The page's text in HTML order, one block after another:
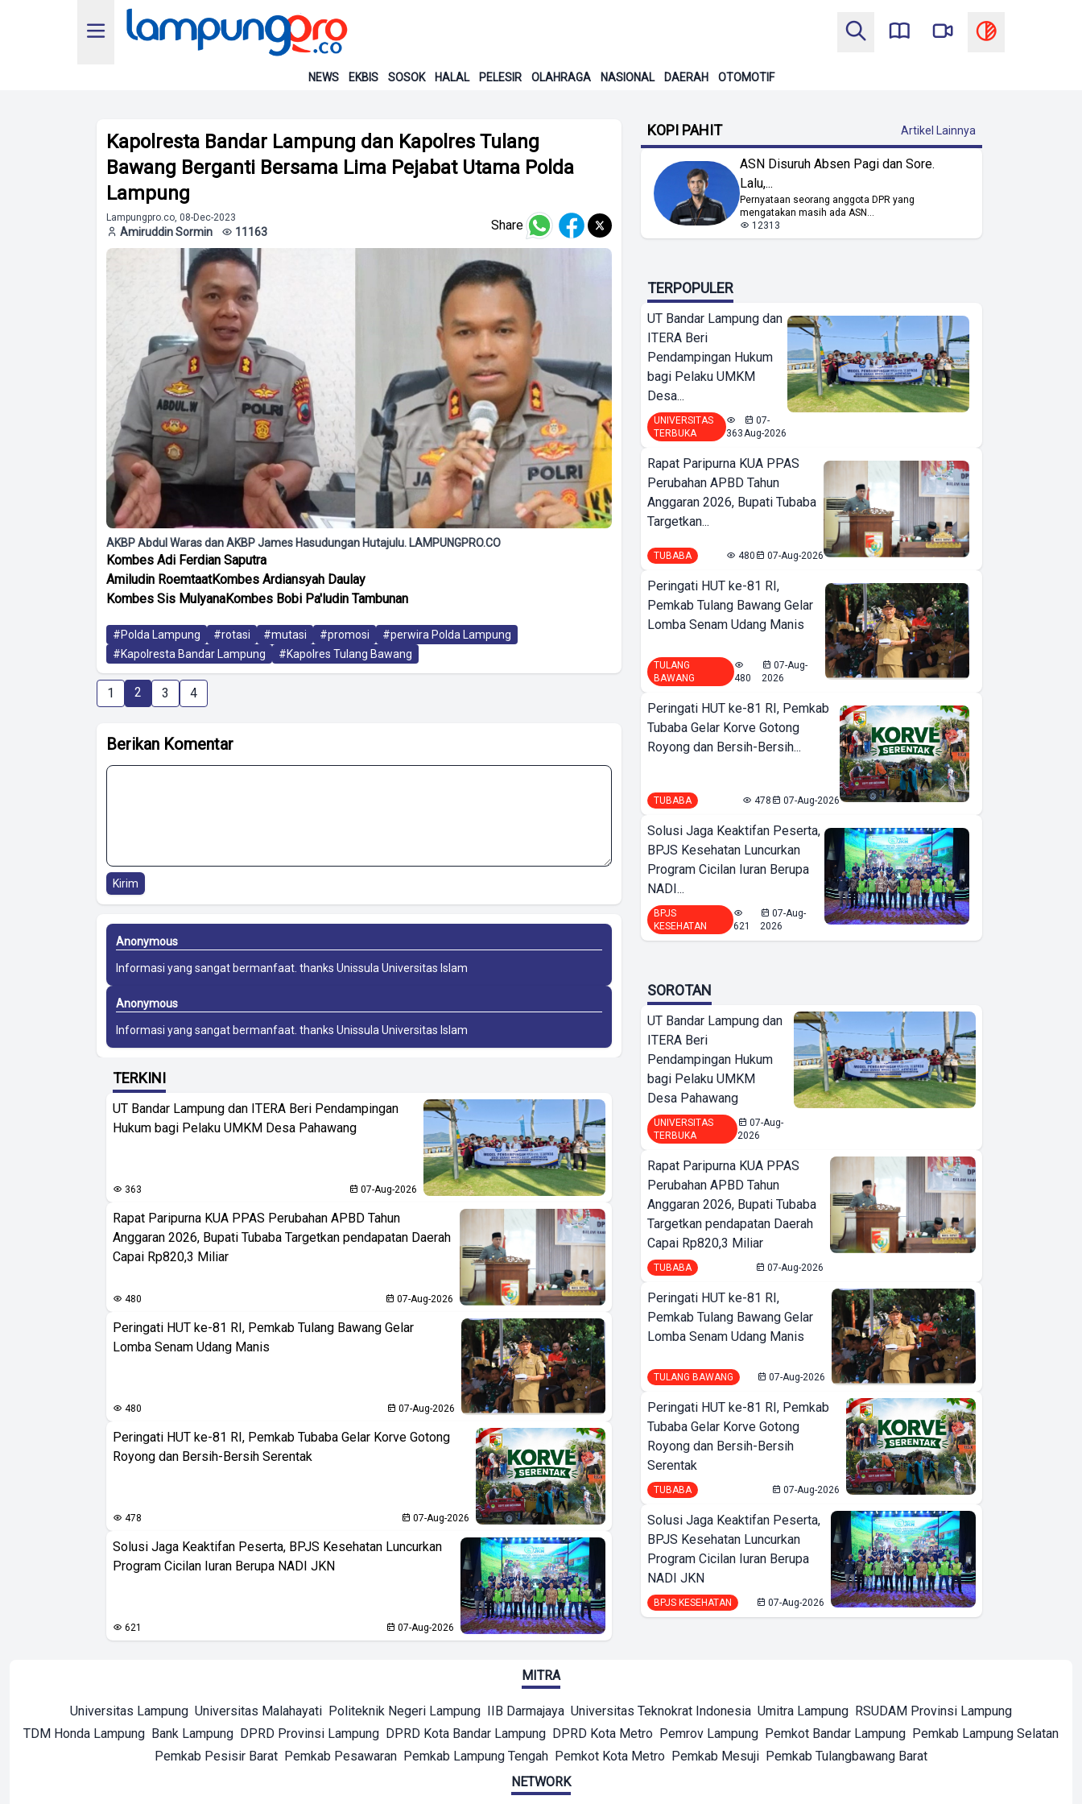
NEWS EKBIS SOSOK HALAL PELESIR OLAHRAGA NASIONAL DAERAH OTOMOTIF
Kapolresta Bandar Lampung dan Kapolres Tulang
Bawang Berganti Bersama Lima Pejabat Utama Polda
Lampung
Lampungpro.co, 08-Dec-2023
Amiruddin Sormin 11163 Share
AKBP Abdul Waras dan AKBP James Hasudungan Hutajulu. LAMPUNGPRO.CO
Kombes Adi Ferdian Saputra
Amiludin RoemtaatKombes Ardiansyah Daulay
Kombes Sis MulyanaKombes Bobi Pa'ludin Tambunan
#Polda Lampung #rotasi #mutasi #promosi
#perwira Polda Lampung
#Kapolresta Bandar Lampung
#Kapolres Tulang Bawang
1 2 3 4
Berikan Komentar
Kirim
Anonymous
Informasi yang sangat bermanfaat. thanks Unissula Universitas Islam
Anonymous
Informasi yang sangat bermanfaat. thanks Unissula Universitas Islam
TERKINI
UT Bandar Lampung dan ITERA Beri Pendampingan
Hukum bagi Pelaku UMKM Desa Pahawang
363 07-Aug-2026
Rapat Paripurna KUA PPAS Perubahan APBD Tahun
Anggaran 2026, Bupati Tubaba Targetkan pendapatan Daerah
Capai Rp820,3 Miliar
480 07-Aug-2026
Peringati HUT ke-81 RI, Pemkab Tulang Bawang Gelar
Lomba Senam Udang Manis
480 07-Aug-2026
Peringati HUT ke-81 RI, Pemkab Tubaba Gelar Korve Gotong
Royong dan Bersih-Bersih Serentak
478 07-Aug-2026
Solusi Jaga Keaktifan Peserta, BPJS Kesehatan Luncurkan
Program Cicilan Iuran Berupa NADI JKN
621 07-Aug-2026
KOPI PAHIT Artikel Lainnya
ASN Disuruh Absen Pagi dan Sore.
Lalu,...
Pernyataan seorang anggota DPR yang
mengatakan masih ada ASN...
12313
TERPOPULER
UT Bandar Lampung dan
ITERA Beri
Pendampingan Hukum
bagi Pelaku UMKM
Desa...
UNIVERSITAS
TERBUKA
363
07-
Aug-2026
Rapat Paripurna KUA PPAS
Perubahan APBD Tahun
Anggaran 2026, Bupati Tubaba
Targetkan...
TUBABA 480 07-Aug-2026
Peringati HUT ke-81 RI,
Pemkab Tulang Bawang Gelar
Lomba Senam Udang Manis
TULANG
BAWANG
480
07-Aug-
2026
Peringati HUT ke-81 RI, Pemkab
Tubaba Gelar Korve Gotong
Royong dan Bersih-Bersih...
TUBABA 478 07-Aug-2026
Solusi Jaga Keaktifan Peserta,
BPJS Kesehatan Luncurkan
Program Cicilan Iuran Berupa
NADI...
BPJS
KESEHATAN
621
07-Aug-
2026
SOROTAN
UT Bandar Lampung dan
ITERA Beri
Pendampingan Hukum
bagi Pelaku UMKM
Desa Pahawang
UNIVERSITAS
TERBUKA
07-Aug-
2026
Rapat Paripurna KUA PPAS
Perubahan APBD Tahun
Anggaran 2026, Bupati Tubaba
Targetkan pendapatan Daerah
Capai Rp820,3 Miliar
TUBABA 07-Aug-2026
Peringati HUT ke-81 RI,
Pemkab Tulang Bawang Gelar
Lomba Senam Udang Manis
TULANG BAWANG 07-Aug-2026
Peringati HUT ke-81 RI, Pemkab
Tubaba Gelar Korve Gotong
Royong dan Bersih-Bersih
Serentak
TUBABA 07-Aug-2026
Solusi Jaga Keaktifan Peserta,
BPJS Kesehatan Luncurkan
Program Cicilan Iuran Berupa
NADI JKN
BPJS KESEHATAN 07-Aug-2026
MITRA
Universitas Lampung Universitas Malahayati Politeknik Negeri Lampung IIB Darmajaya Universitas Teknokrat Indonesia Umitra Lampung RSUDAM Provinsi Lampung
TDM Honda Lampung Bank Lampung DPRD Provinsi Lampung DPRD Kota Bandar Lampung DPRD Kota Metro Pemrov Lampung Pemkot Bandar Lampung Pemkab Lampung Selatan
Pemkab Pesisir Barat Pemkab Pesawaran Pemkab Lampung Tengah Pemkot Kota Metro Pemkab Mesuji Pemkab Tulangbawang Barat
NETWORK